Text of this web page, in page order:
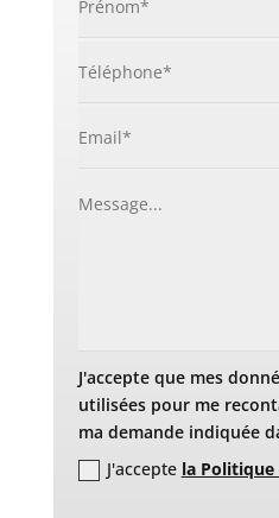
J'accepte que mes
utilisées pour me
ma demande indiquée
J'accepte la